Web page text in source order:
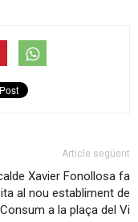
Article següent
Xavier Fonollosa fa
al nou establiment de
Consum a la plaça del Vi